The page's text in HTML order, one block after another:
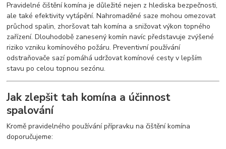
Pravidelné čištění komína je důležité nejen z hlediska bezpečnosti,
ale také efektivity vytápění. Nahromaděné saze mohou omezovat
průchod spalin, zhoršovat tah komína a snižovat výkon topného
zařízení. Dlouhodobě zanesený komín navíc představuje zvýšené
riziko vzniku komínového požáru. Preventivní používání
odstraňovače sazí pomáhá udržovat komínové cesty v lepším
stavu po celou topnou sezónu.
Jak zlepšit tah komína a účinnost
spalování
Kromě pravidelného používání přípravku na čištění komína
doporučujeme: